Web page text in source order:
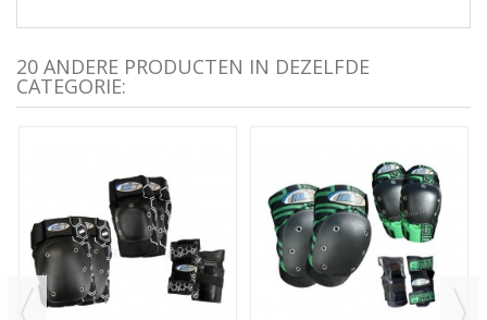
20 ANDERE PRODUCTEN IN DEZELFDE
CATEGORIE: